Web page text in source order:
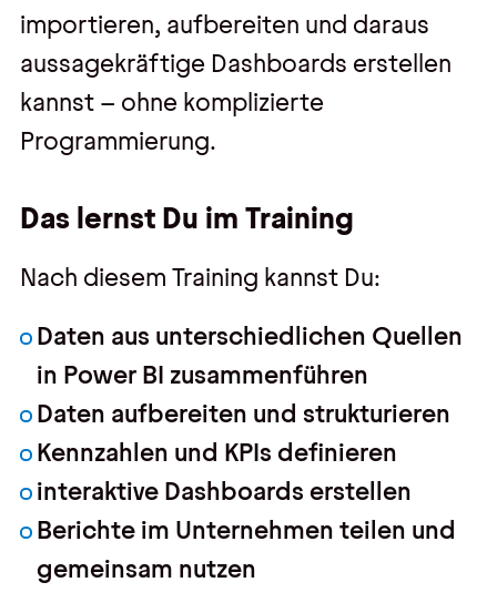
importieren, aufbereiten und daraus
aussagekräftige Dashboards erstellen
kannst – ohne komplizierte
Programmierung.
Das lernst Du im Training
Nach diesem Training kannst Du:
Daten aus unterschiedlichen Quellen
in Power BI zusammenführen
Daten aufbereiten und strukturieren
Kennzahlen und KPIs definieren
interaktive Dashboards erstellen
Berichte im Unternehmen teilen und
gemeinsam nutzen